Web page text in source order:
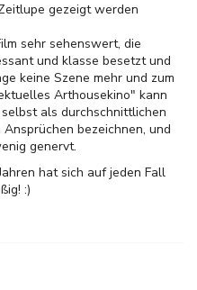
gezeigt werden
sehr sehenswert, die
und klasse besetzt und
keine Szene mehr und zum
Arthousekino" kann
als durchschnittlichen
bezeichnen, und
genervt.
hat sich auf jeden Fall
:)